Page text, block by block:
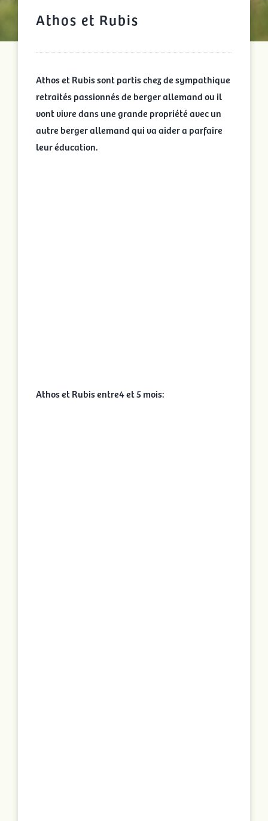
Athos et Rubis
Athos et Rubis sont partis chez de sympathique
retraités passionnés de berger allemand ou il
vont vivre dans une grande propriété avec un
autre berger allemand qui va aider a parfaire
leur éducation.
Athos et Rubis entre4 et 5 mois: